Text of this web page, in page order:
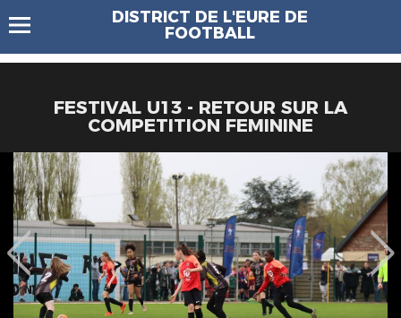
DISTRICT DE L'EURE DE
FOOTBALL
FESTIVAL U13 - RETOUR SUR LA
COMPETITION FEMININE